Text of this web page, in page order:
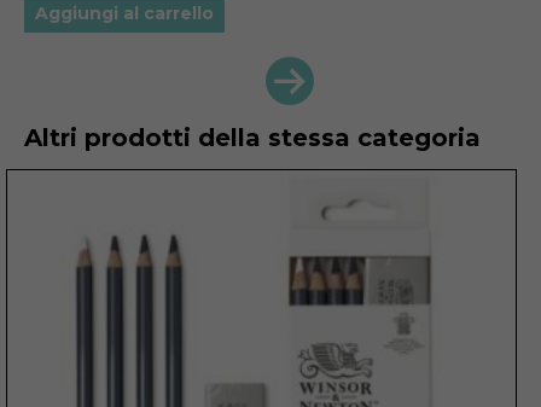
Aggiungi al carrello
Altri prodotti della stessa categoria